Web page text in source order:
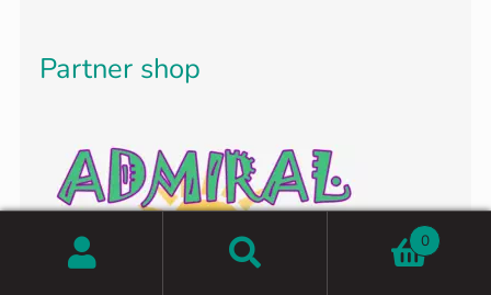
Partner shop
Zoeken
Zoeken
0